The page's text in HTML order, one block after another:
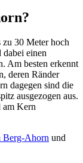
30 Meter hoch
dabei einen
Am besten erkennt
deren Ränder
dagegen sind die
ausgezogen aus.
am Kern
Berg-Ahorn und